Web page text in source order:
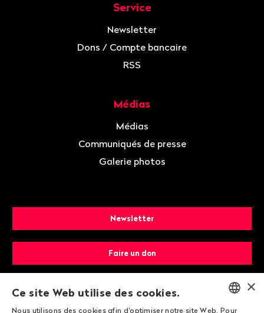
Service
Newsletter
Dons / Compte bancaire
RSS
Médias
Médias
Communiqués de presse
Galerie photos
Newsletter
Faire un don
Devenir membre ×
Ce site Web utilise des cookies.
Nous utilisons des cookies afin d'optimiser notre site Web. Pour